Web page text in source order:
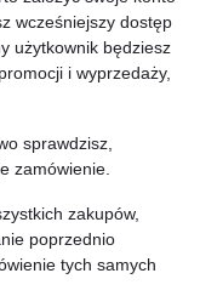
wcześniejszy dostęp
użytkownik będziesz
i wyprzedaży,
sprawdzisz,
zamówienie.
zakupów,
poprzednio
tych samych